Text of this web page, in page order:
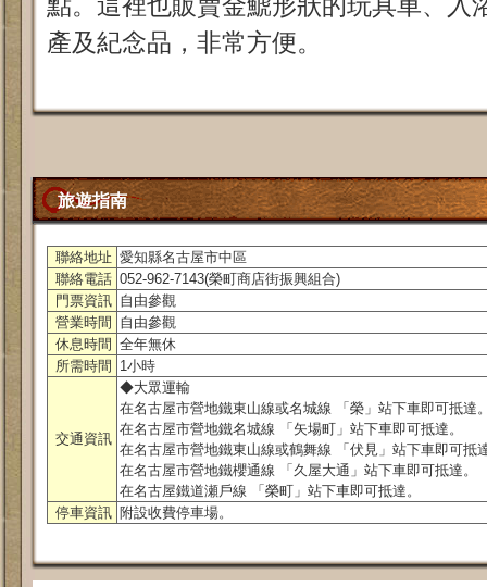
產及紀念品，非常方便。
旅遊指南
聯絡地址 愛知縣名古屋市中區
聯絡電話 052-962-7143(榮町商店街振興組合)
門票資訊 自由參觀
營業時間
自由參觀
休息時間 全年無休
所需時間
1小時
交通資訊
◆大眾運輸
在名古屋市營地鐵東山線或名城線 「榮」站下車即可抵達
在名古屋市營地鐵名城線 「矢場町」站下車即可抵達。
在名古屋市營地鐵東山線或鶴舞線 「伏見」站下車即可抵
在名古屋市營地鐵櫻通線 「久屋大通」站下車即可抵達。
在名古屋鐵道瀬戶線 「榮町」站下車即可抵達。
停車資訊 附設收費停車場。